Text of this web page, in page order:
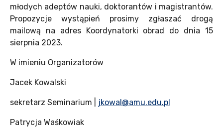
młodych adeptów nauki, doktorantów i magistrantów.
Propozycje wystąpień prosimy zgłaszać drogą
mailową na adres Koordynatorki obrad do dnia 15
sierpnia 2023.
W imieniu Organizatorów
Jacek Kowalski
sekretarz Seminarium | jkowal@amu.edu.pl
Patrycja Waśkowiak